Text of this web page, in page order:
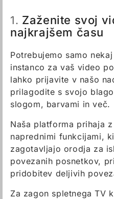
1. Zaženite svoj
najkrajšem času
Potrebujemo samo
instanco za vaš video
lahko prijavite v našo
prilagodite s svojo
slogom, barvami in več.
Naša platforma prihaja
naprednimi funkcijami,
zagotavljajo orodja za
povezanih posnetkov,
pridobitev deljivih
Za zagon spletnega TV